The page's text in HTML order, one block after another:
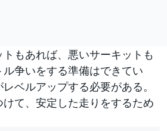
トもあれば、悪いサーキットも
争いをする準備はできてい
ベルアップする必要がある。
けて、安定した走りをするため